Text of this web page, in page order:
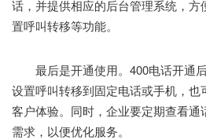
话，并提供相应的后台管理系统，
置呼叫转移等功能。
最后是开通使用。400电话开通
设置呼叫转移到固定电话或手机，
客户体验。同时，企业要定期查看通
需求，以便优化服务。